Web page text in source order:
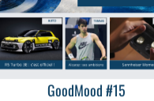
GoodMood #15